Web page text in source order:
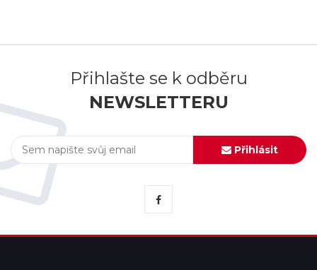
Přihlašte se k odběru
NEWSLETTERU
Přihlásit